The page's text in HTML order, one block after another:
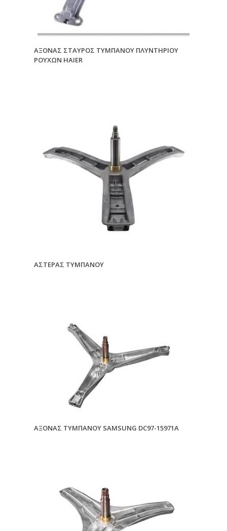
ΑΞΟΝΑΣ ΣΤΑΥΡΟΣ ΤΥΜΠΑΝΟΥ ΠΛΥΝΤΗΡΙΟΥ
ΡΟΥΧΩΝ HAIER
ΑΣΤΕΡΑΣ ΤΥΜΠΑΝΟΥ
ΑΞΟΝΑΣ ΤΥΜΠΑΝΟΥ SAMSUNG DC97-15971A